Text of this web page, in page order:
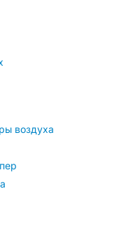
воздуха